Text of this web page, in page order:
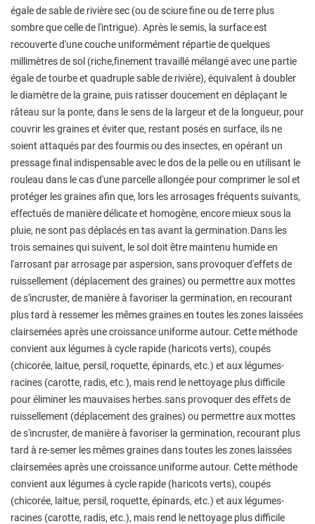
égale de sable de rivière sec (ou de sciure fine ou de terre plus
sombre que celle de l'intrigue). Après le semis, la surface est
recouverte d'une couche uniformément répartie de quelques
millimètres de sol (riche,finement travaillé mélangé avec une partie
égale de tourbe et quadruple sable de rivière), équivalent à doubler
le diamètre de la graine, puis ratisser doucement en déplaçant le
râteau sur la ponte, dans le sens de la largeur et de la longueur, pour
couvrir les graines et éviter que, restant posés en surface, ils ne
soient attaqués par des fourmis ou des insectes, en opérant un
pressage final indispensable avec le dos de la pelle ou en utilisant le
rouleau dans le cas d'une parcelle allongée pour comprimer le sol et
protéger les graines afin que, lors les arrosages fréquents suivants,
effectués de manière délicate et homogène, encore mieux sous la
pluie, ne sont pas déplacés en tas avant la germination.Dans les
trois semaines qui suivent, le sol doit être maintenu humide en
l'arrosant par arrosage par aspersion, sans provoquer d'effets de
ruissellement (déplacement des graines) ou permettre aux mottes
de s'incruster, de manière à favoriser la germination, en recourant
plus tard à ressemer les mêmes graines en toutes les zones laissées
clairsemées après une croissance uniforme autour. Cette méthode
convient aux légumes à cycle rapide (haricots verts), coupés
(chicorée, laitue, persil, roquette, épinards, etc.) et aux légumes-
racines (carotte, radis, etc.), mais rend le nettoyage plus difficile
pour éliminer les mauvaises herbes.sans provoquer des effets de
ruissellement (déplacement des graines) ou permettre aux mottes
de s'incruster, de manière à favoriser la germination, recourant plus
tard à re-semer les mêmes graines dans toutes les zones laissées
clairsemées après une croissance uniforme autour. Cette méthode
convient aux légumes à cycle rapide (haricots verts), coupés
(chicorée, laitue, persil, roquette, épinards, etc.) et aux légumes-
racines (carotte, radis, etc.), mais rend le nettoyage plus difficile